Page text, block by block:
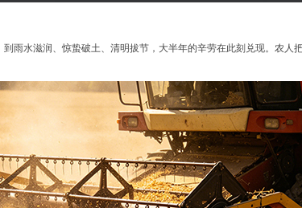
雨水滋润、惊蛰破土、清明拔节，大半年的辛劳在此刻兑现。农人